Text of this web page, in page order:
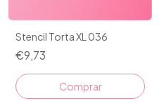
Stencil Torta XL 036
€9,73